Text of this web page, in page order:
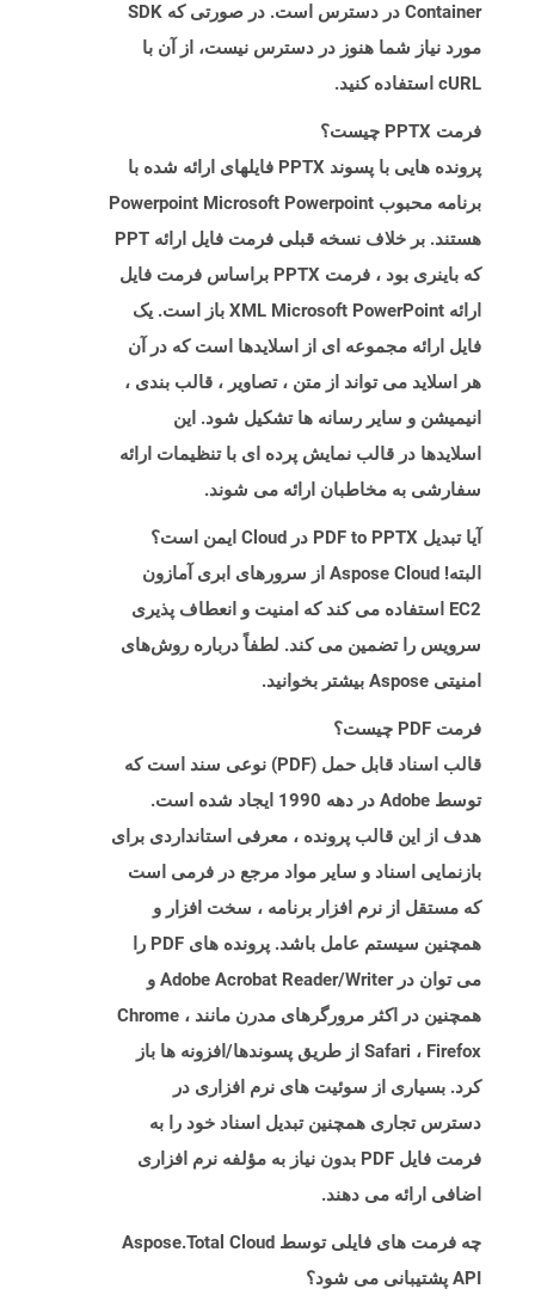
Container در دسترس است. در صورتی که SDK
مورد نیاز شما هنوز در دسترس نیست، از آن با
cURL استفاده کنید.
فرمت PPTX چیست؟
پرونده هایی با پسوند PPTX فایلهای ارائه شده با
برنامه محبوب Powerpoint Microsoft Powerpoint
هستند. بر خلاف نسخه قبلی فرمت فایل ارائه PPT
که باینری بود ، فرمت PPTX براساس فرمت فایل
ارائه XML Microsoft PowerPoint باز است. یک
فایل ارائه مجموعه ای از اسلایدها است که در آن
هر اسلاید می تواند از متن ، تصاویر ، قالب بندی ،
انیمیشن و سایر رسانه ها تشکیل شود. این
اسلایدها در قالب نمایش پرده ای با تنظیمات ارائه
سفارشی به مخاطبان ارائه می شوند.
آیا تبدیل PDF to PPTX در Cloud ایمن است؟
البته! Aspose Cloud از سرورهای ابری آمازون
EC2 استفاده می کند که امنیت و انعطاف پذیری
سرویس را تضمین می کند. لطفاً درباره روش‌های
امنیتی Aspose بیشتر بخوانید.
فرمت PDF چیست؟
قالب اسناد قابل حمل (PDF) نوعی سند است که
توسط Adobe در دهه 1990 ایجاد شده است.
هدف از این قالب پرونده ، معرفی استانداردی برای
بازنمایی اسناد و سایر مواد مرجع در فرمی است
که مستقل از نرم افزار برنامه ، سخت افزار و
همچنین سیستم عامل باشد. پرونده های PDF را
می توان در Adobe Acrobat Reader/Writer و
همچنین در اکثر مرورگرهای مدرن مانند Chrome ،
Safari ، Firefox از طریق پسوندها/افزونه ها باز
کرد. بسیاری از سوئیت های نرم افزاری در
دسترس تجاری همچنین تبدیل اسناد خود را به
فرمت فایل PDF بدون نیاز به مؤلفه نرم افزاری
اضافی ارائه می دهند.
چه فرمت های فایلی توسط Aspose.Total Cloud
API پشتیبانی می شود؟